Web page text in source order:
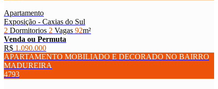
Apartamento
Exposição - Caxias do Sul
2 Dormitorios 2 Vagas 92m²
Venda ou Permuta
R$ 1.090.000
APARTAMENTO MOBILIADO E DECORADO NO BAIRRO
MADUREIRA
4793